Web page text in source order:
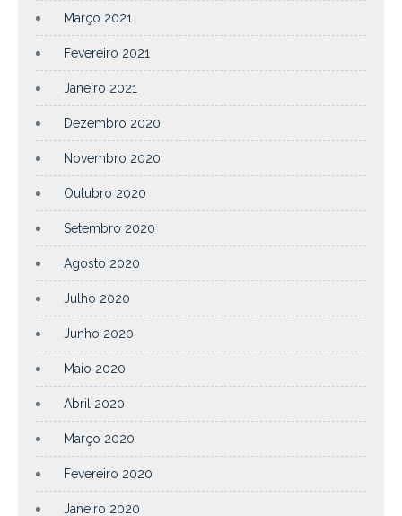
Março 2021
Fevereiro 2021
Janeiro 2021
Dezembro 2020
Novembro 2020
Outubro 2020
Setembro 2020
Agosto 2020
Julho 2020
Junho 2020
Maio 2020
Abril 2020
Março 2020
Fevereiro 2020
Janeiro 2020